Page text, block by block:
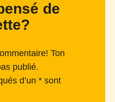
de
Ton
publié.
d’un * sont